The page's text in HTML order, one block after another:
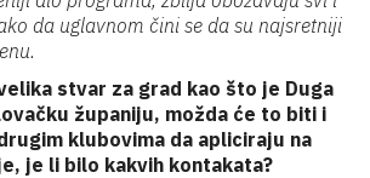
da uglavnom čini se da su najsretniji
stvar za grad kao što je Duga
županiju, možda će to biti i
klubovima da apliciraju na
je li bilo kakvih kontakata?